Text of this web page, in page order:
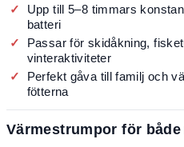
Upp till 5–8 timmars
batteri
Passar för skidåkning,
vinteraktiviteter
Perfekt gåva till familj och
fötterna
Värmestrumpor för